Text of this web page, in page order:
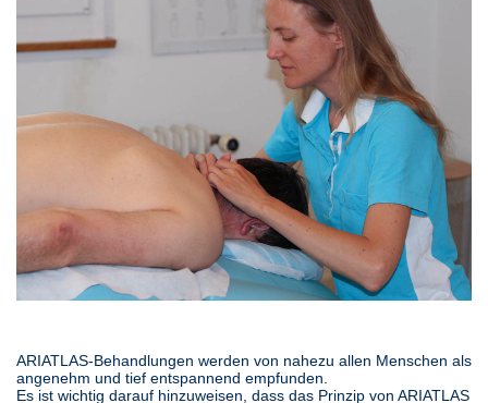
ARIATLAS-Behandlungen werden von nahezu allen Menschen als
angenehm und tief entspannend empfunden.
Es ist wichtig darauf hinzuweisen, dass das Prinzip von ARIATLAS